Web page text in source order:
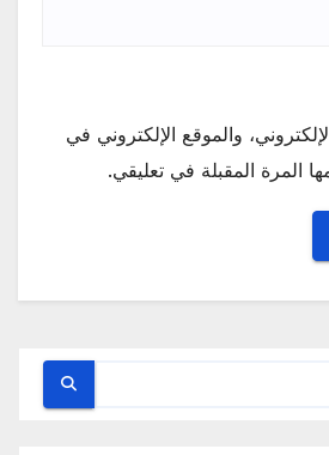
والموقع الإلكتروني في
المرة المقبلة في تعليقي.